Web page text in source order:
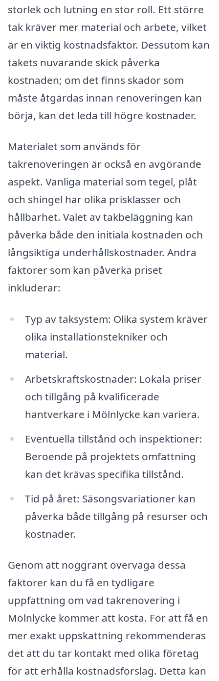
storlek och lutning en stor roll. Ett större
tak kräver mer material och arbete, vilket
är en viktig kostnadsfaktor. Dessutom kan
takets nuvarande skick påverka
kostnaden; om det finns skador som
måste åtgärdas innan renoveringen kan
börja, kan det leda till högre kostnader.
Materialet som används för
takrenoveringen är också en avgörande
aspekt. Vanliga material som tegel, plåt
och shingel har olika prisklasser och
hållbarhet. Valet av takbeläggning kan
påverka både den initiala kostnaden och
långsiktiga underhållskostnader. Andra
faktorer som kan påverka priset
inkluderar:
Typ av taksystem: Olika system kräver
olika installationstekniker och
material.
Arbetskraftskostnader: Lokala priser
och tillgång på kvalificerade
hantverkare i Mölnlycke kan variera.
Eventuella tillstånd och inspektioner:
Beroende på projektets omfattning
kan det krävas specifika tillstånd.
Tid på året: Säsongsvariationer kan
påverka både tillgång på resurser och
kostnader.
Genom att noggrant överväga dessa
faktorer kan du få en tydligare
uppfattning om vad takrenovering i
Mölnlycke kommer att kosta. För att få en
mer exakt uppskattning rekommenderas
det att du tar kontakt med olika företag
för att erhålla kostnadsförslag. Detta kan